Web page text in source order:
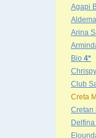
Agapi
Arina
Bio 4*
Club
Creta
Cretan
Delfina